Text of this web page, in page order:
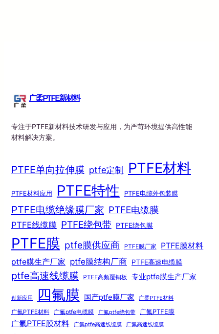
广柔PTFE新材料
专注于PTFE新材料技术研发与应用，为严苛环境提供高性能
材料解决方案。
PTFE单向拉伸膜 ptfe定制 PTFE材料
PTFE材料应用 PTFE特性 PTFE电缆外包装膜
PTFE电缆绝缘膜厂家 PTFE电缆膜
PTFE线缆膜 PTFE绕包带 PTFE绕包膜
PTFE膜 ptfe膜供应商 PTFE膜厂家 PTFE膜材料
ptfe膜生产厂家 ptfe膜结构厂商 PTFE高速电缆膜
ptfe高速线缆膜 PTFE高频覆铜板 专业ptfe膜生产厂家
创新应用 四氟膜 国产ptfe膜厂家 广柔PTFE材料
广氟PTFE材料 广氟ptfe电缆膜 广氟ptfe绕包带 广氟PTFE膜
广氟PTFE膜材料 广氟ptfe高速线缆膜 广氟高速线缆膜